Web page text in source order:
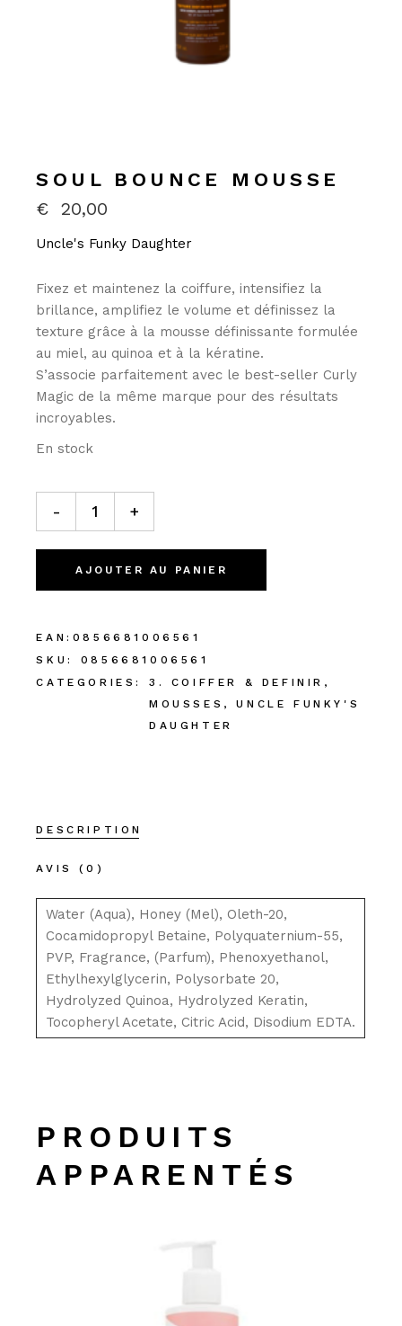
SOUL BOUNCE MOUSSE
€ 20,00
Uncle's Funky Daughter
Fixez et maintenez la coiffure, intensifiez la
brillance, amplifiez le volume et définissez la
texture grâce à la mousse définissante formulée
au miel, au quinoa et à la kératine.
S’associe parfaitement avec le best-seller Curly
Magic de la même marque pour des résultats
incroyables.
En stock
- +
AJOUTER AU PANIER
EAN: 0856681006561
SKU:
0856681006561
CATEGORIES:
3. COIFFER & DEFINIR ,
MOUSSES ,UNCLE FUNKY'S
DAUGHTER
DESCRIPTION
AVIS (0)
Water (Aqua), Honey (Mel), Oleth-20,
Cocamidopropyl Betaine, Polyquaternium-55,
PVP, Fragrance, (Parfum), Phenoxyethanol,
Ethylhexylglycerin, Polysorbate 20,
Hydrolyzed Quinoa, Hydrolyzed Keratin,
Tocopheryl Acetate, Citric Acid, Disodium EDTA.
PRODUITS
APPARENTÉS